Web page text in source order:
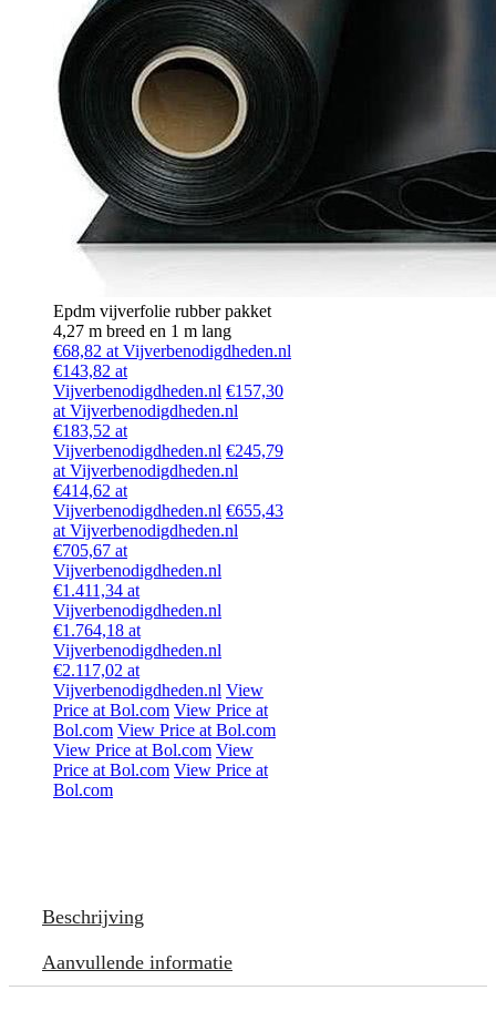
Epdm vijverfolie rubber pakket
4,27 m breed en 1 m lang
€68,82 at Vijverbenodigdheden.nl
€143,82 at
Vijverbenodigdheden.nl €157,30
at Vijverbenodigdheden.nl
€183,52 at
Vijverbenodigdheden.nl €245,79
at Vijverbenodigdheden.nl
€414,62 at
Vijverbenodigdheden.nl €655,43
at Vijverbenodigdheden.nl
€705,67 at
Vijverbenodigdheden.nl
€1.411,34 at
Vijverbenodigdheden.nl
€1.764,18 at
Vijverbenodigdheden.nl
€2.117,02 at
Vijverbenodigdheden.nl View
Price at Bol.com View Price at
Bol.com View Price at Bol.com
View Price at Bol.com View
Price at Bol.com View Price at
Bol.com
Beschrijving
Aanvullende informatie